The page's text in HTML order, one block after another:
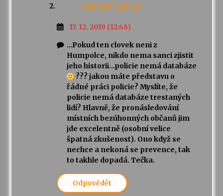
Anonym napsal:
17. 12. 2019 (12:46)
…Pokud ten clovek neni z
Humpolce, nikdo nema sanci zjistit
jeho historii…policie nemá databáze
??? jakou máte představu o
řádné práci policie? Myslíte, že
policie nemá databáze trestaných
lidí? Hlavně, že pronásledování
místních bezúhonných občanů jim
jde excelentně (osobní velice
špatná zkušenost). Ono když se
nechce a nekoná se prevence, tak
to takhle dopadá. Tečka.
Odpovědět